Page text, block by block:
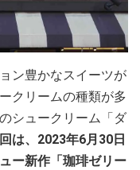
ン豊かなスイーツが
クリームの種類が多
シュークリーム「ダ
は、2023年6月30日
ー新作「珈琲ゼリー